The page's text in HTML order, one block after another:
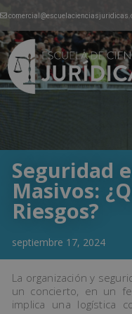
Seguridad
Masivos:
Riesgos?
septiembre 17, 2024
La organización y
un concierto, en un
implica una logística